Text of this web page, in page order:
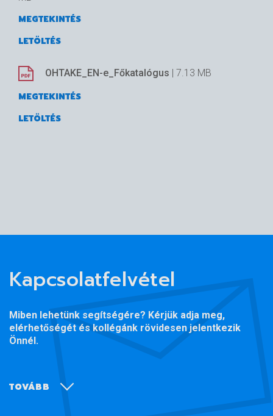
MEGTEKINTÉS
LETÖLTÉS
OHTAKE_EN-e_Főkatalógus | 7.13 MB
MEGTEKINTÉS
LETÖLTÉS
Kapcsolatfelvétel
Miben lehetünk segítségére? Kérjük adja meg,
elérhetőségét és kollégánk rövidesen jelentkezik
Önnél.
TOVÁBB